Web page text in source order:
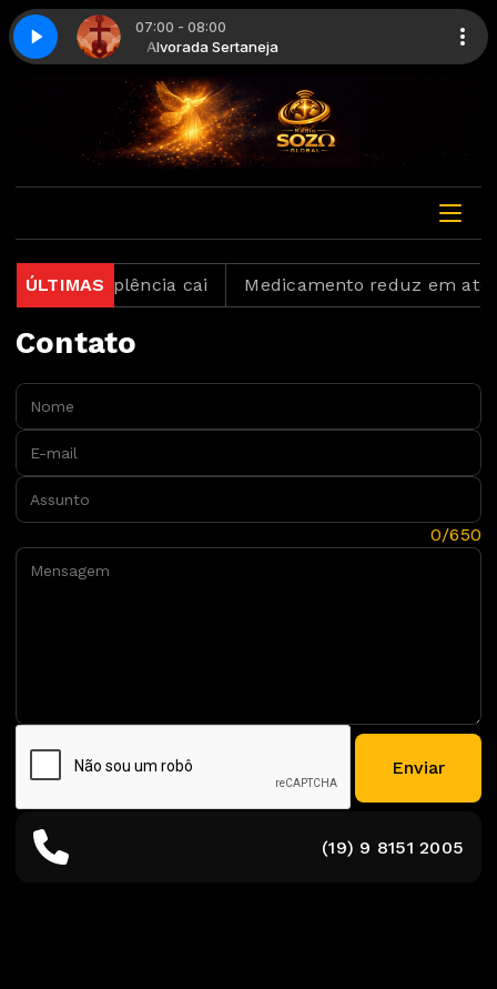
07:00 - 08:00
Alvorada Sertaneja
- Parte 2 Alvorada sertaneja gospel - Parte 2
ÚLTIMAS
inadimplência cai Medicamento reduz em até
Contato
Nome:
E-mail:
Assunto:
0/650
Enviar
(19) 9 8151 2005